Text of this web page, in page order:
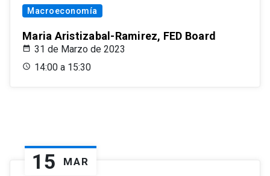
Macroeconomía
Maria Aristizabal-Ramirez, FED Board
31 de Marzo de 2023
14:00 a 15:30
15 MAR